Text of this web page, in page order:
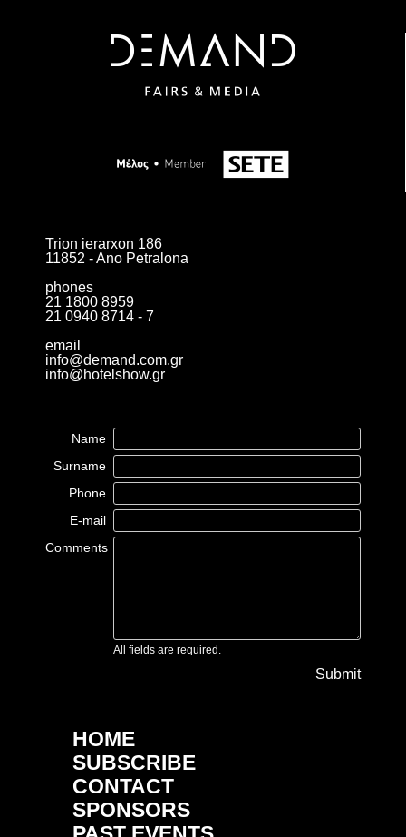
Trion ierarxon 186
11852 - Ano Petralona
phones
21 1800 8959
21 0940 8714 - 7
email
info@demand.com.gr
info@hotelshow.gr
Name
Surname
Phone
E-mail
Comments
All fields are required.
Submit
HOME
SUBSCRIBE
CONTACT
SPONSORS